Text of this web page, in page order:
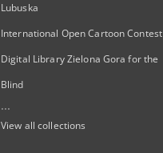
Lubuska
International Open Cartoon Contest
Digital Library Zielona Gora for the
Blind
...
View all collections